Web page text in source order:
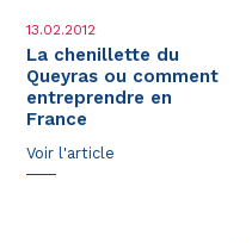
13.02.2012
La chenillette du
Queyras ou comment
entreprendre en
France
Voir l'article